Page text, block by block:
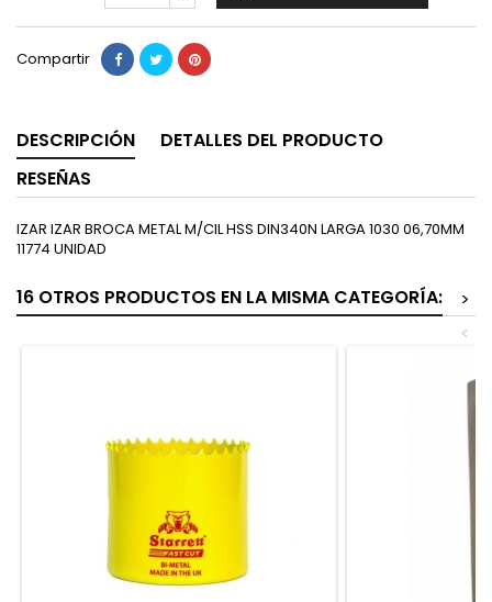
Compartir
DESCRIPCIÓN
DETALLES DEL PRODUCTO
RESEÑAS
IZAR IZAR BROCA METAL M/CIL HSS DIN340N LARGA 1030 06,70MM
11774 UNIDAD
16 OTROS PRODUCTOS EN LA MISMA CATEGORÍA:
>
<